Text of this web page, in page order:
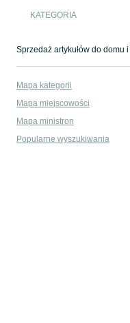
KATEGORIA
Mapa kategorii
Mapa miejscowości
Mapa ministron
Popularne wyszukiwania